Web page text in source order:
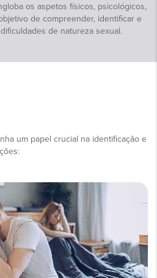
os aspetos físicos, psicológicos,
de compreender, identificar e
de natureza sexual.
um papel crucial na identificação e